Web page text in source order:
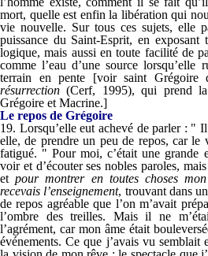
mort, quelle est enfin la libération qui
vie nouvelle. Sur tous ces sujets, elle
puissance du Saint-Esprit, en
logique, mais aussi en toute facilité de
comme l’eau d’une source lorsqu’elle
terrain en pente [voir saint
résurrection(Cerf, 1995), qui prend
Grégoire et Macrine.]
Le repos de Grégoire
19. Lorsqu’elle eut achevé de parler : "
elle, de prendre un peu de repos, car le
fatigué. " Pour moi, c’était une grande
voir et d’écouter ses nobles paroles,
etpour montrer en toutes choses
recevais l’enseignement, trouvant dans
de repos agréable que l’on m’avait
l’ombre des treilles. Mais il ne
l’agrément, car mon âme était
événements. Ce que j’avais vu semblait